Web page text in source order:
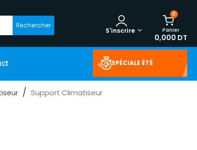
Rechercher
0
Panier
0,000 DT
S'inscrire
SPÉCIALE ÉTÉ
Support Climatiseur